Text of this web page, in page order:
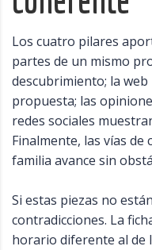
Los cuatro pilares
partes de un mismo
descubrimiento; la
propuesta; las
redes sociales
Finalmente, las vías
familia avance sin
Si estas piezas no
contradicciones. La
horario diferente al de